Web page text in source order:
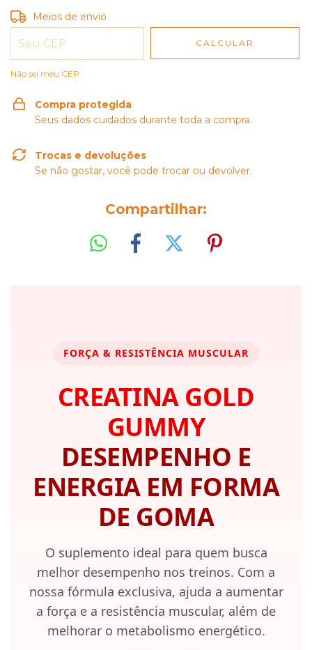
Entregas para o CEP:
Meios de envio
CALCULAR
Não sei meu CEP
Compra protegida
Seus dados cuidados durante toda a compra.
Trocas e devoluções
Se não gostar, você pode trocar ou devolver.
Compartilhar:
FORÇA & RESISTÊNCIA MUSCULAR
CREATINA GOLD
GUMMY
DESEMPENHO E
ENERGIA EM FORMA
DE GOMA
O suplemento ideal para quem busca
melhor desempenho nos treinos. Com a
nossa fórmula exclusiva, ajuda a aumentar
a força e a resistência muscular, além de
melhorar o metabolismo energético.